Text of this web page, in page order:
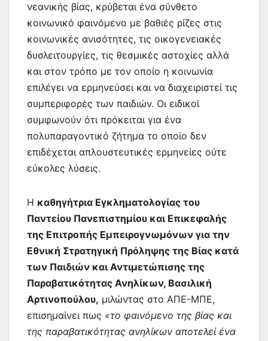
νεανικής βίας, κρύβεται ένα σύνθετο
κοινωνικό φαινόμενο με βαθιές ρίζες στις
κοινωνικές ανισότητες, τις οικογενειακές
δυσλειτουργίες, τις θεσμικές αστοχίες αλλά
και στον τρόπο με τον οποίο η κοινωνία
επιλέγει να ερμηνεύσει και να διαχειριστεί τις
συμπεριφορές των παιδιών. Οι ειδικοί
συμφωνούν ότι πρόκειται για ένα
πολυπαραγοντικό ζήτημα το οποίο δεν
επιδέχεται απλουστευτικές ερμηνείες ούτε
εύκολες λύσεις.
Η καθηγήτρια Εγκληματολογίας του
Παντείου Πανεπιστημίου και Επικεφαλής
της Επιτροπής Εμπειρογνωμόνων για την
Εθνική Στρατηγική Πρόληψης της Βίας κατά
των Παιδιών και Αντιμετώπισης της
Παραβατικότητας Ανηλίκων, Βασιλική
Αρτινοπούλου, μιλώντας στο ΑΠΕ-ΜΠΕ,
επισημαίνει πως «το φαινόμενο της βίας και
της παραβατικότητας ανηλίκων αποτελεί ένα